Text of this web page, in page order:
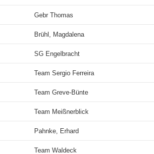
Gebr Thomas
Brühl, Magdalena
SG Engelbracht
Team Sergio Ferreira
Team Greve-Bünte
Team Meißnerblick
Pahnke, Erhard
Team Waldeck